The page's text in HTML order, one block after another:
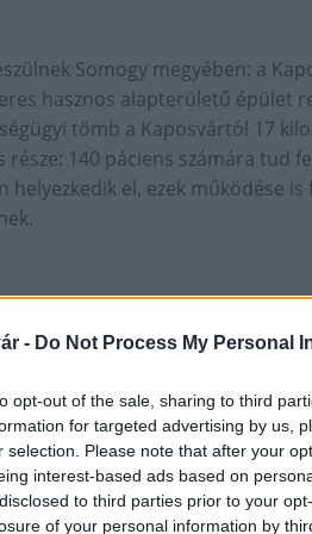
- Do Not Process My Personal
opt-out of the sale, sharing to third
for targeted advertising by us,
selection. Please note that after your
interest-based ads based on
to third parties prior to your
of your personal information by
Somogy megyében: a
hasznos alapterületű épület
tömb a Kaposvártól 17
140 páciens számára tud
el, ezek működése
átadott épület
értesülései szerint a fejlesztés
szempontból újítanák fel,
is sor kerülhet a projekt
1938-ig nyúlik vissza, amikor
alakítottak ki. A kórházat
egyház működtette, majd a